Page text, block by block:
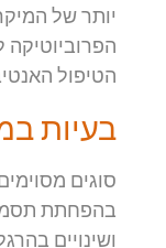
יותר של
הפרוביוטיקה
הטיפול
בעיות
סוגים
בהפחתת
ושינויים